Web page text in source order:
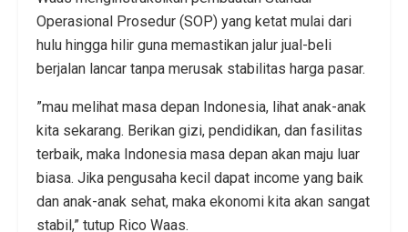
Operasional Prosedur (SOP) yang ketat mulai dari
hulu hingga hilir guna memastikan jalur jual-beli
berjalan lancar tanpa merusak stabilitas harga pasar.
​”mau melihat masa depan Indonesia, lihat anak-anak
kita sekarang. Berikan gizi, pendidikan, dan fasilitas
terbaik, maka Indonesia masa depan akan maju luar
biasa. Jika pengusaha kecil dapat income yang baik
dan anak-anak sehat, maka ekonomi kita akan sangat
stabil,” tutup Rico Waas.